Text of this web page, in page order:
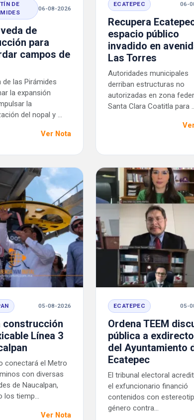
DE
06-08-2026
de
para
campos de
de las Pirámides
la expansión
la
del nopal y ...
Ver Nota
ECATEPEC 06-
Recupera
espacio público
invadido en
Las Torres
Autoridades municipales
derriban estructuras no
autorizadas en zona
Santa Clara Coatitla para
05-08-2026
construcción
Línea 3
conectará el Metro
con diversas
de Naucalpan,
los tiemp...
Ver Nota
ECATEPEC 05-
Ordena TEEM
pública a
del Ayuntamiento
Ecatepec
El tribunal electoral
el exfuncionario financió
contenidos con
género contra...